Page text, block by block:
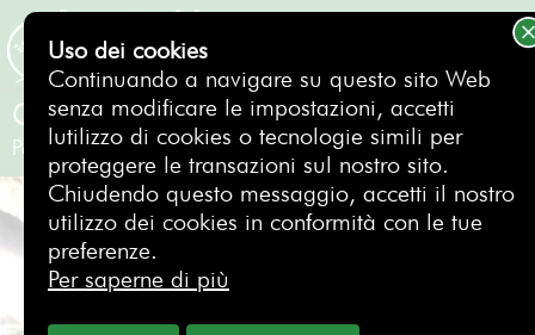
PRENOTAZIONE
Golf Clément Ader
Parigi- Francia
Uso dei cookies
Continuando a navigare su questo sito Web
senza modificare le impostazioni, accetti
lutilizzo di cookies o tecnologie simili per
proteggere le transazioni sul nostro sito.
Chiudendo questo messaggio, accetti il nostro
utilizzo dei cookies in conformità con le tue
preferenze.
Per saperne di più